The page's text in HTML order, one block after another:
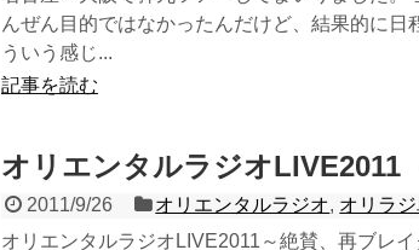
んぜん目的ではなかったんだけど、結果的に日
ういう感じ...
記事を読む
オリエンタルラジオLIVE2011
2011/9/26 オリエンタルラジオ, オリラ
オリエンタルラジオLIVE2011～絶賛、再ブレ